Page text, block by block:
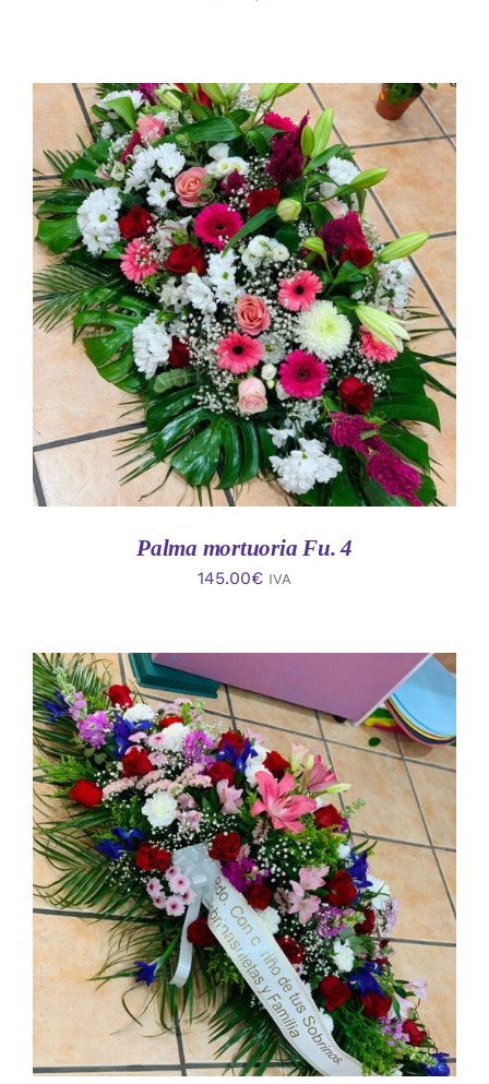
AÑADIR AL CARRITO
/
DETALLES
Palma mortuoria Fu. 4
145.00€ IVA
AÑADIR AL CARRITO
/
DETALLES